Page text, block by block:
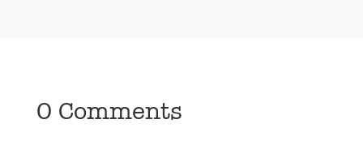
0 Comments